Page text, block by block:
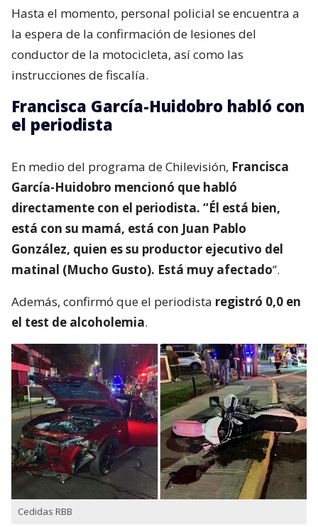
Hasta el momento, personal policial se encuentra a
la espera de la confirmación de lesiones del
conductor de la motocicleta, así como las
instrucciones de fiscalía.
Francisca García-Huidobro habló con
el periodista
En medio del programa de Chilevisión, Francisca
García-Huidobro mencionó que habló
directamente con el periodista. “Él está bien,
está con su mamá, está con Juan Pablo
González, quien es su productor ejecutivo del
matinal (Mucho Gusto). Está muy afectado”.
Además, confirmó que el periodista registró 0,0 en
el test de alcoholemia.
Cedidas RBB